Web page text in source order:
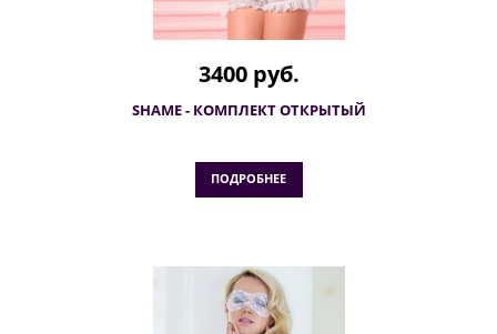
3400 руб.
SHAME - КОМПЛЕКТ ОТКРЫТЫЙ
ПОДРОБНЕЕ